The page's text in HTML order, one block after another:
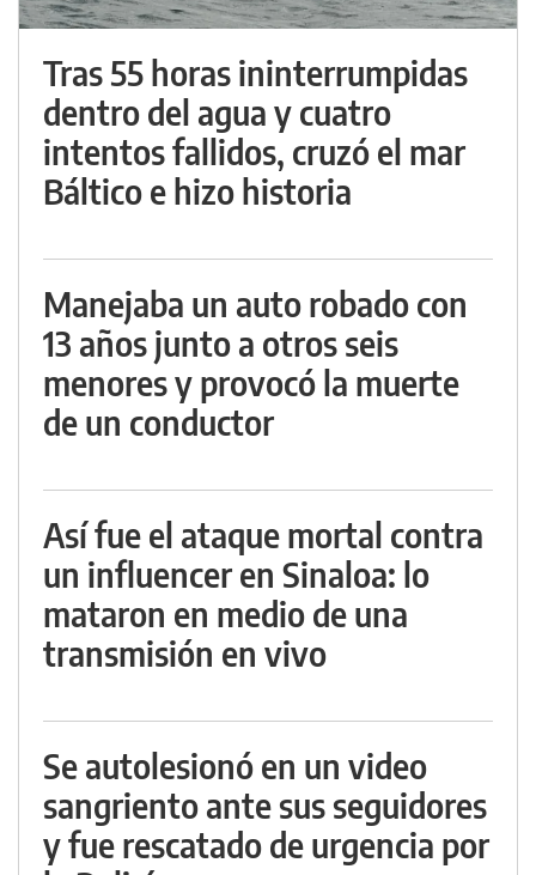
Tras 55 horas ininterrumpidas
dentro del agua y cuatro
intentos fallidos, cruzó el mar
Báltico e hizo historia
Manejaba un auto robado con
13 años junto a otros seis
menores y provocó la muerte
de un conductor
Así fue el ataque mortal contra
un influencer en Sinaloa: lo
mataron en medio de una
transmisión en vivo
Se autolesionó en un video
sangriento ante sus seguidores
y fue rescatado de urgencia por